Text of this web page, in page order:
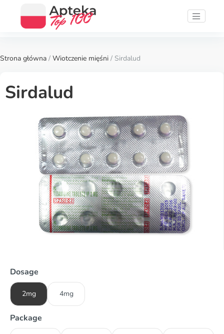
Strona główna / Wiotczenie mięśni / Sirdalud
Sirdalud
Dosage
2mg 4mg
Package